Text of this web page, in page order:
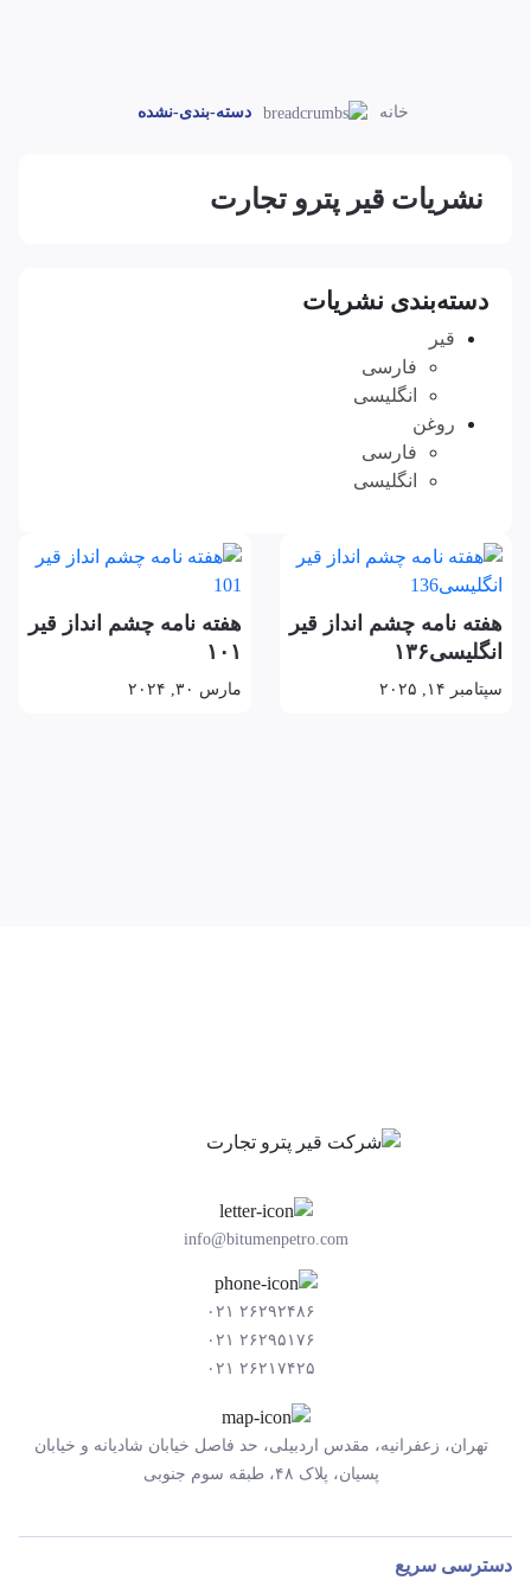
خانه دسته-بندی-نشده
نشریات قیر پترو تجارت
دسته‌بندی نشریات
قیر
فارسی
انگلیسی
روغن
فارسی
انگلیسی
هفته نامه چشم انداز قیر
انگلیسی۱۳۶
سپتامبر ۱۴, ۲۰۲۵
هفته نامه چشم انداز قیر
۱۰۱
مارس ۳۰, ۲۰۲۴
info@bitumenpetro.com
۲۶۲۹۲۴۸۶ ۰۲۱
۲۶۲۹۵۱۷۶ ۰۲۱
۲۶۲۱۷۴۲۵ ۰۲۱
تهران، زعفرانیه، مقدس اردبیلی، حد فاصل خیابان شادیانه و خیابان
پسیان، پلاک ۴۸، طبقه سوم جنوبی
دسترسی سریع